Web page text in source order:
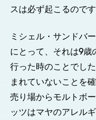
スは必ず起こるのです
ミシェル・サンドバ
にとって、それは9歳
行った時のことでし
まれていないことを
売り場からモルトボ
ッツはマヤのアレル